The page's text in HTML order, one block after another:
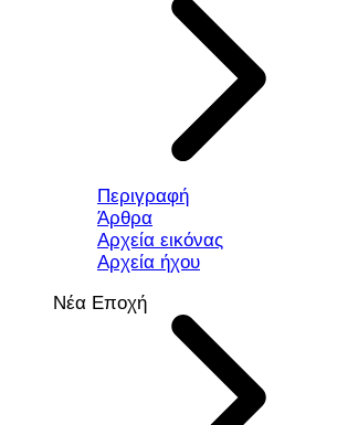
Περιγραφή
Άρθρα
Αρχεία εικόνας
Αρχεία ήχου
Νέα Εποχή